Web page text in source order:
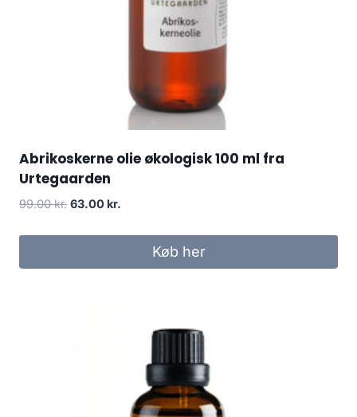
Abrikoskerne olie økologisk 100 ml fra
Urtegaarden
99.00kr. Den
pris
63.00 kr.
pris
Køb her